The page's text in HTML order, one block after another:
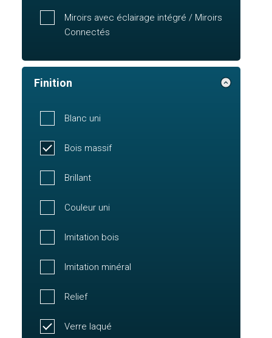
Miroirs avec éclairage intégré / Miroirs
Connectés
Finition
Blanc uni
Bois massif
Brillant
Couleur uni
Imitation bois
Imitation minéral
Relief
Verre laqué